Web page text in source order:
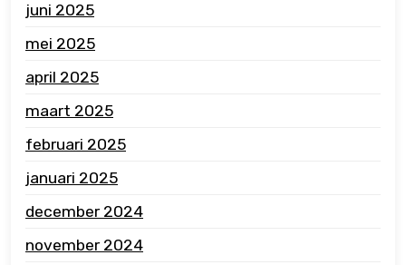
juni 2025
mei 2025
april 2025
maart 2025
februari 2025
januari 2025
december 2024
november 2024